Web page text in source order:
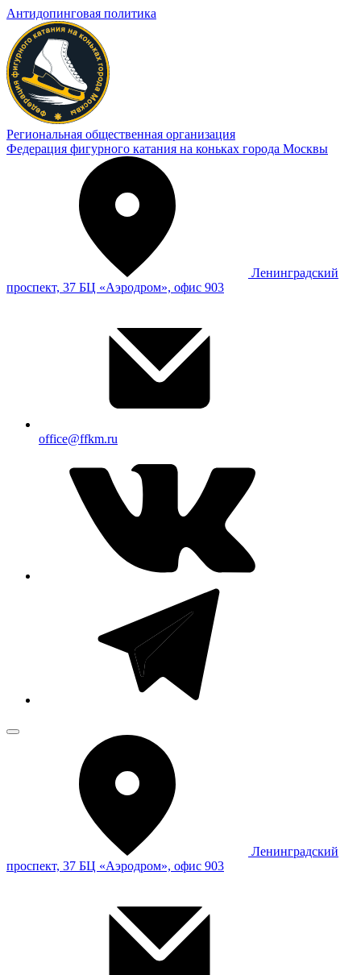
Антидопинговая политика
Региональная общественная организация
Федерация фигурного катания на коньках города Москвы
Ленинградский
проспект, 37 БЦ «Аэродром», офис 903
office@ffkm.ru
Ленинградский
проспект, 37 БЦ «Аэродром», офис 903